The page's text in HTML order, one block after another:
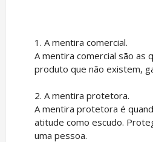
1. A mentira comercial.
A mentira comercial são as
produto que não existem,
2. A mentira protetora.
A mentira protetora é
atitude como escudo.
uma pessoa.